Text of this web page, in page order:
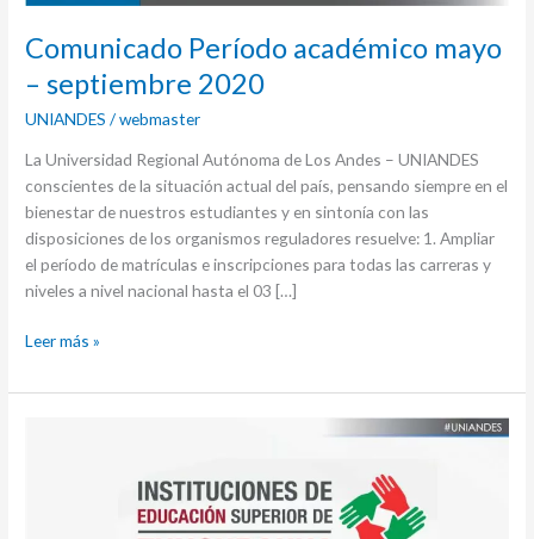
Comunicado Período académico mayo
– septiembre 2020
UNIANDES /webmaster
La Universidad Regional Autónoma de Los Andes – UNIANDES
conscientes de la situación actual del país, pensando siempre en el
bienestar de nuestros estudiantes y en sintonía con las
disposiciones de los organismos reguladores resuelve: 1. Ampliar
el período de matrículas e inscripciones para todas las carreras y
niveles a nivel nacional hasta el 03 […]
Leer más »